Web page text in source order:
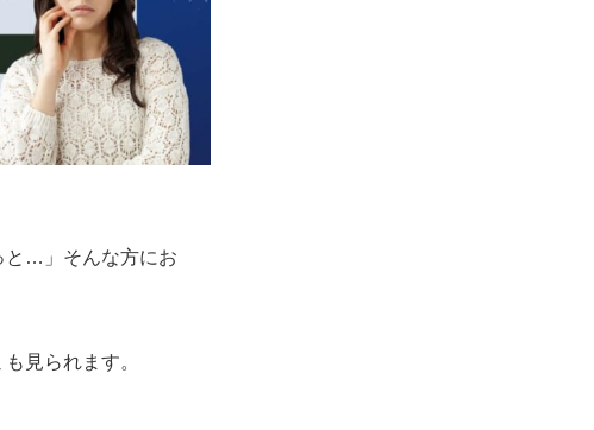
と…」そんな方にお
見られます。